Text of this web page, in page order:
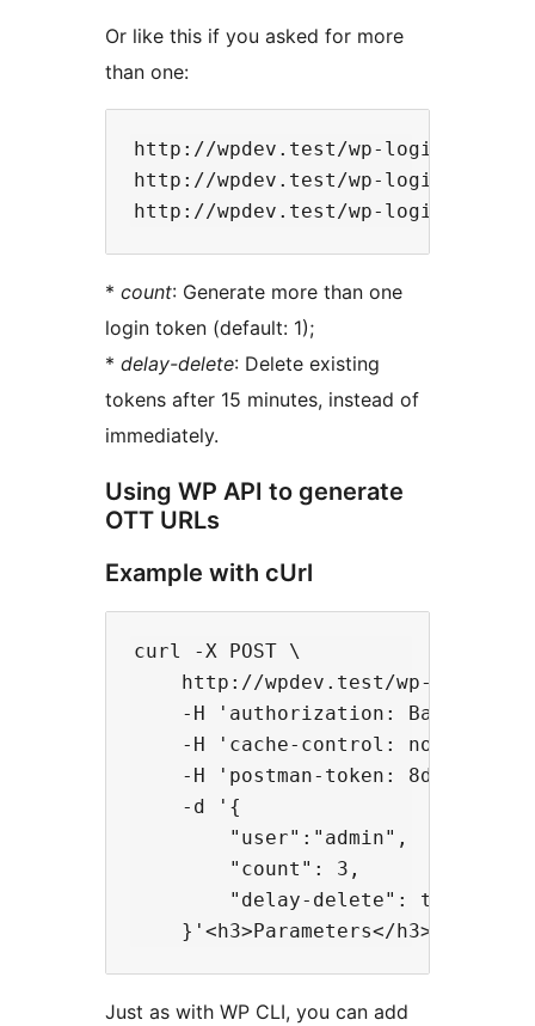
Or like this if you asked for more
than one:
http://wpdev.test/wp-
http://wpdev.test/wp-
* count: Generate more than one
login token (default: 1);
* delay-delete: Delete existing
tokens after 15 minutes, instead of
immediately.
Using WP API to generate
OTT URLs
Example with cUrl
curl -X POST \
http://wpdev.test/wp-json/
-H 'authorization: Basic
    -H 'cache-control: no-cache'
-H 'postman-token: 8dcfa79a-
    -d '{
        "user":"admin",
        "count": 3,
        "delay-delete": true
Just as with WP CLI, you can add